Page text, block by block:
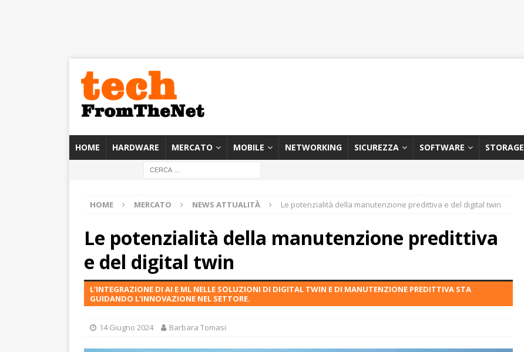
HOME HARDWARE MERCATO MOBILE NETWORKING SICUREZZA SOFTWARE STORAGE
HOME MERCATO NEWS ATTUALITÀ Le potenzialità della manutenzione predittiva e del digital twin
Le potenzialità della manutenzione predittiva
e del digital twin
L’INTEGRAZIONE DI AI E ML NELLE SOLUZIONI DI DIGITAL TWIN E DI MANUTENZIONE PREDITTIVA STA
GUIDANDO L’INNOVAZIONE NEL SETTORE.
14 Giugno 2024 Barbara Tomasi